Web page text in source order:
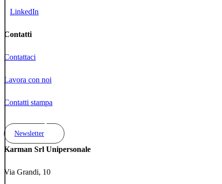
LinkedIn
Contatti
Contattaci
Lavora con noi
Contatti stampa
Newsletter
Karman Srl Unipersonale
Via Grandi, 10